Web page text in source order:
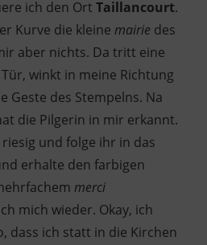
ich den Ort Taillancourt.
Kurve die kleine mairie des
aber nichts. Da tritt eine
winkt in meine Richtung
Geste des Stempelns. Na
die Pilgerin in mir erkannt.
und folge ihr in das
erhalte den farbigen
merci
mich wieder. Okay, ich
dass ich statt in die Kirchen